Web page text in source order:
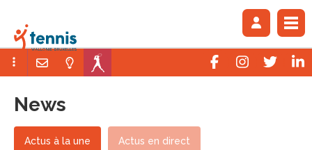
News
Actus à la une Actus en direct